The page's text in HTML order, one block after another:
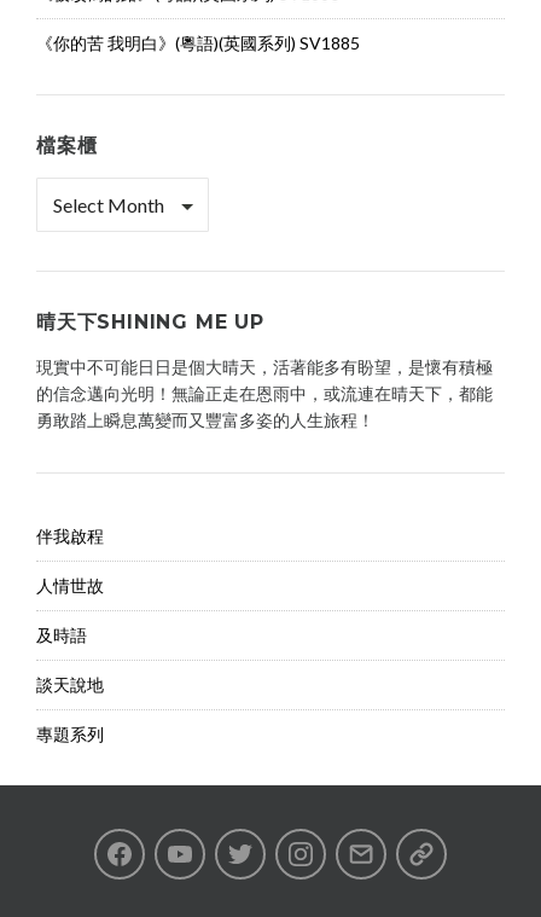
《你的苦 我明白》(粵語)(英國系列) SV1885
檔案櫃
晴天下SHINING ME UP
現實中不可能日日是個大晴天，活著能多有盼望，是懷有積極
的信念邁向光明！無論正走在恩雨中，或流連在晴天下，都能
勇敢踏上瞬息萬變而又豐富多姿的人生旅程！
伴我啟程
人情世故
及時語
談天說地
專題系列
FacebookYoutubeTwitter InstagramEmail 私